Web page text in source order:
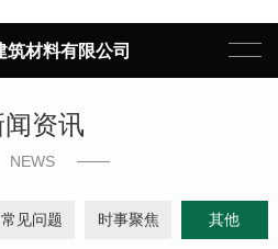
筑材料有限公司
闻资讯
NEWS
常见问题 时事聚焦 其他